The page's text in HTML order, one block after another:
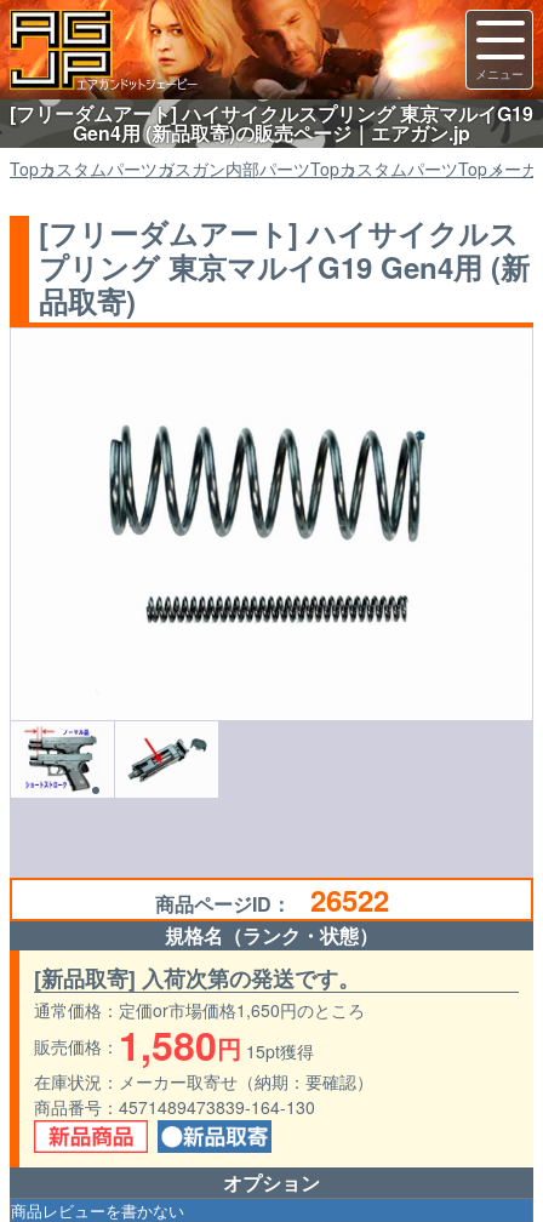
[フリーダムアート] ハイサイクルスプリング 東京マルイG19
Gen4用 (新品取寄)の販売ページ｜エアガン.jp
Topカスタムパーツガスガン内部パーツTopカスタムパーツTopメー
[フリーダムアート] ハイサイクルス
プリング 東京マルイG19 Gen4用 (新
品取寄)
商品ページID： 26522
規格名（ランク・状態）
[新品取寄] 入荷次第の発送です。
通常価格
定価or市場価格1,650円のところ
販売価格
1,580円 15pt獲得
在庫状況
メーカー取寄せ（納期：要確認）
商品番号
4571489473839-164-130
オプション